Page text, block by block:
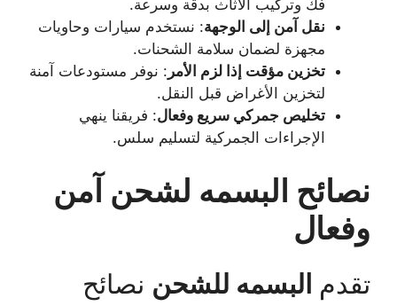
فك وتركيب الأثاث بدقة وسرعة.
نقل آمن إلى الوجهة: نستخدم سيارات وحاويات
مجهزة لضمان سلامة الشحنات.
تخزين مؤقت إذا لزم الأمر : نوفر مستودعات آمنة
لتخزين الأغراض قبل النقل.
تخليص جمركي سريع وفعال: فريقنا ينهي
الإجراءات الجمركية لتسليم سلس.
نصائح البسمه لشحن آمن
وفعال
تقدم البسمه للشحن نصائح